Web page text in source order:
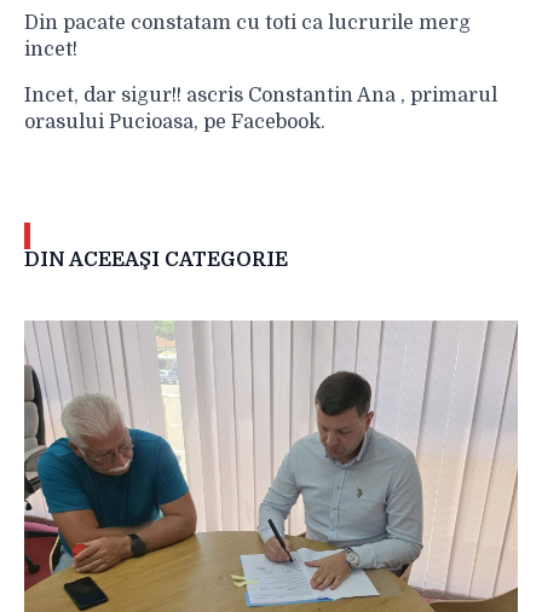
Din pacate constatam cu toti ca lucrurile merg
incet!
Incet, dar sigur!! ascris Constantin Ana , primarul
orasului Pucioasa, pe Facebook.
DIN ACEEAŞI CATEGORIE